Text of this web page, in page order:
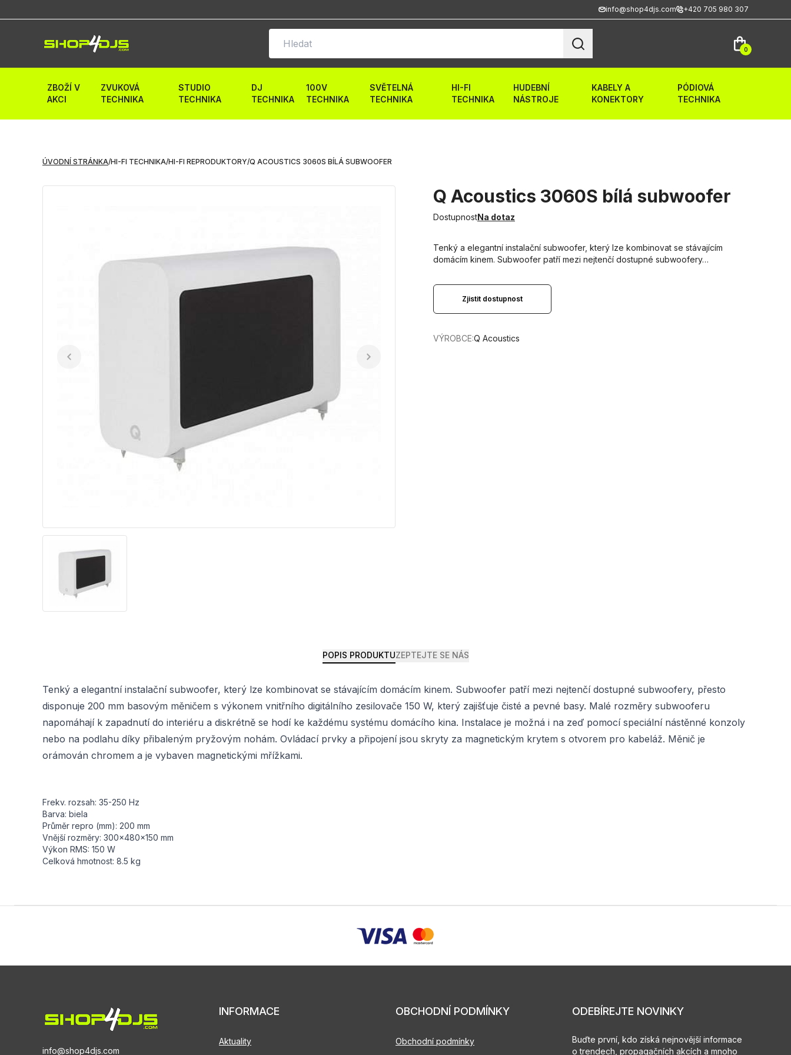
info@shop4djs.com +420 705 980 307
0
ZBOŽÍ V
AKCI
ZVUKOVÁ
TECHNIKA
STUDIO
TECHNIKA
DJ
TECHNIKA
100V
TECHNIKA
SVĚTELNÁ
TECHNIKA
HI-FI
TECHNIKA
HUDEBNÍ
NÁSTROJE
KABELY A
KONEKTORY
PÓDIOVÁ
TECHNIKA
ÚVODNÍ STRÁNKA/HI-FI TECHNIKA/HI-FI REPRODUKTORY/Q ACOUSTICS 3060S BÍLÁ SUBWOOFER
Q Acoustics 3060S bílá subwoofer
DostupnostNa dotaz
Tenký a elegantní instalační subwoofer, který lze kombinovat se stávajícím
domácím kinem. Subwoofer patří mezi nejtenčí dostupné subwoofery…
Zjistit dostupnost
VÝROBCE:Q Acoustics
POPIS PRODUKTUZEPTEJTE SE NÁS
Tenký a elegantní instalační subwoofer, který lze kombinovat se stávajícím domácím kinem. Subwoofer patří mezi nejtenčí dostupné subwoofery, přesto
disponuje 200 mm basovým měničem s výkonem vnitřního digitálního zesilovače 150 W, který zajišťuje čisté a pevné basy. Malé rozměry subwooferu
napomáhají k zapadnutí do interiéru a diskrétně se hodí ke každému systému domácího kina. Instalace je možná i na zeď pomocí speciální nástěnné konzoly
nebo na podlahu díky přibaleným pryžovým nohám. Ovládací prvky a připojení jsou skryty za magnetickým krytem s otvorem pro kabeláž. Měnič je
orámován chromem a je vybaven magnetickými mřížkami.
Frekv. rozsah: 35-250 Hz
Barva: biela
Průměr repro (mm): 200 mm
Vnější rozměry: 300x480x150 mm
Výkon RMS: 150 W
Celková hmotnost: 8.5 kg
info@shop4djs.com
INFORMACE
Aktuality
OBCHODNÍ PODMÍNKY
Obchodní podmínky
ODEBÍREJTE NOVINKY
Buďte první, kdo získá nejnovější informace
o trendech, propagačních akcích a mnoho